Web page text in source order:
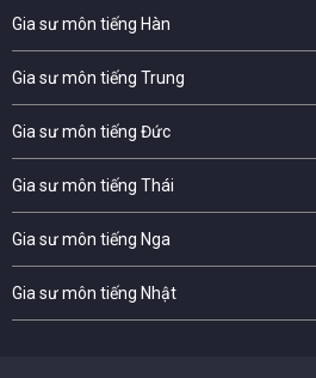
Gia sư môn tiếng Hàn
Gia sư môn tiếng Trung
Gia sư môn tiếng Đức
Gia sư môn tiếng Thái
Gia sư môn tiếng Nga
Gia sư môn tiếng Nhật